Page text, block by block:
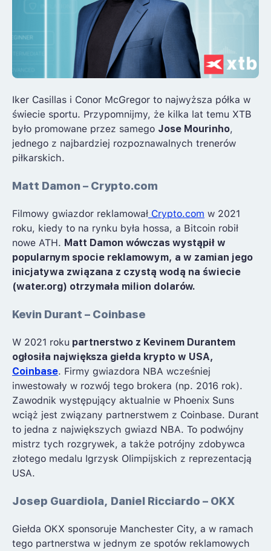
Iker Casillas i Conor McGregor to najwyższa półka w
świecie sportu. Przypomnijmy, że kilka lat temu XTB
było promowane przez samego Jose Mourinho,
jednego z najbardziej rozpoznawalnych trenerów
piłkarskich.
Matt Damon – Crypto.com
Filmowy gwiazdor reklamował Crypto.com w 2021
roku, kiedy to na rynku była hossa, a Bitcoin robił
nowe ATH. Matt Damon wówczas wystąpił w
popularnym spocie reklamowym, a w zamian jego
inicjatywa związana z czystą wodą na świecie
(water.org) otrzymała milion dolarów.
Kevin Durant – Coinbase
W 2021 roku partnerstwo z Kevinem Durantem
ogłosiła największa giełda krypto w USA,
Coinbase. Firmy gwiazdora NBA wcześniej
inwestowały w rozwój tego brokera (np. 2016 rok).
Zawodnik występujący aktualnie w Phoenix Suns
wciąż jest związany partnerstwem z Coinbase. Durant
to jedna z największych gwiazd NBA. To podwójny
mistrz tych rozgrywek, a także potrójny zdobywca
złotego medalu Igrzysk Olimpijskich z reprezentacją
USA.
Josep Guardiola, Daniel Ricciardo – OKX
Giełda OKX sponsoruje Manchester City, a w ramach
tego partnerstwa w jednym ze spotów reklamowych